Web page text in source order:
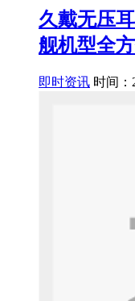
久戴无压
舰机型全
即时资讯 时间：